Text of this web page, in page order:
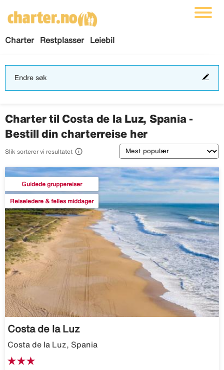
Charter Restplasser Leiebil
Endre søk
Charter til Costa de la Luz, Spania -
Bestill din charterreise her
Slik sorterer vi resultatet  Sortering
Guidede gruppereiser
Reiseledere & felles middager
Costa de la Luz
Costa de la Luz, Spania